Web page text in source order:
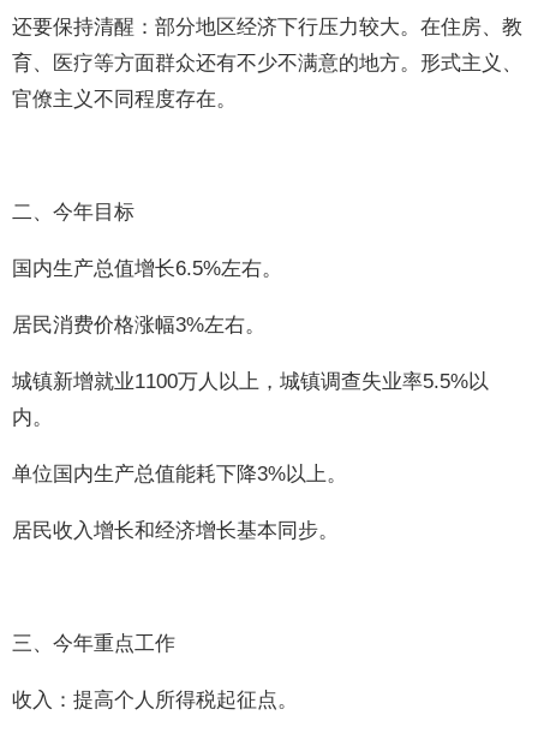
还要保持清醒：部分地区经济下行压力较大。在住房、教
育、医疗等方面群众还有不少不满意的地方。形式主义、
官僚主义不同程度存在。
二、今年目标
国内生产总值增长6.5%左右。
居民消费价格涨幅3%左右。
城镇新增就业1100万人以上，城镇调查失业率5.5%以
内。
单位国内生产总值能耗下降3%以上。
居民收入增长和经济增长基本同步。
三、今年重点工作
收入：提高个人所得税起征点。